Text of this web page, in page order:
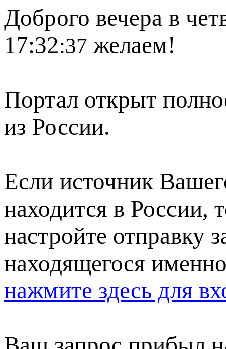
Доброго вечера в
17:32:37 желаем!
Портал открыт
из России.
Если источник
находится в России,
настройте отправку
находящегося
нажмите здесь для